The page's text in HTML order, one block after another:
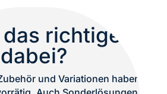
richtige
dabei?
und Variationen haben